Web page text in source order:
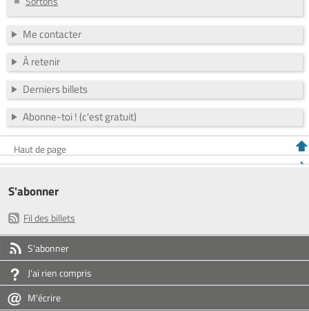
Me contacter
À retenir
Derniers billets
Abonne-toi ! (c'est gratuit)
Haut de page
S'abonner
Fil des billets
S'abonner
J'ai rien compris
M'écrire